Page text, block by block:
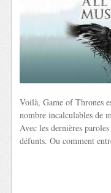
Voilà, Game of Thrones
nombre incalculables de
Avec les dernières
défunts. Ou comment